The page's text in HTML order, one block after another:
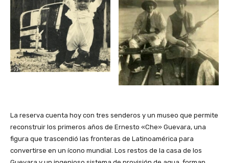
La reserva cuenta hoy con tres senderos y un museo que permite
reconstruir los primeros años de Ernesto «Che» Guevara, una
figura que trascendió las fronteras de Latinoamérica para
convertirse en un ícono mundial. Los restos de la casa de los